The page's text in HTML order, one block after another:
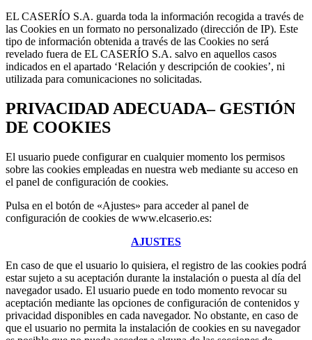
EL CASERÍO S.A. guarda toda la información recogida a través de
las Cookies en un formato no personalizado (dirección de IP). Este
tipo de información obtenida a través de las Cookies no será
revelado fuera de EL CASERÍO S.A. salvo en aquellos casos
indicados en el apartado ‘Relación y descripción de cookies’, ni
utilizada para comunicaciones no solicitadas.
PRIVACIDAD ADECUADA– GESTIÓN
DE COOKIES
El usuario puede configurar en cualquier momento los permisos
sobre las cookies empleadas en nuestra web mediante su acceso en
el panel de configuración de cookies.
Pulsa en el botón de «Ajustes» para acceder al panel de
configuración de cookies de www.elcaserio.es:
AJUSTES
En caso de que el usuario lo quisiera, el registro de las cookies podrá
estar sujeto a su aceptación durante la instalación o puesta al día del
navegador usado. El usuario puede en todo momento revocar su
aceptación mediante las opciones de configuración de contenidos y
privacidad disponibles en cada navegador. No obstante, en caso de
que el usuario no permita la instalación de cookies en su navegador